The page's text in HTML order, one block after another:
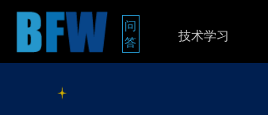
问
答
技术学习